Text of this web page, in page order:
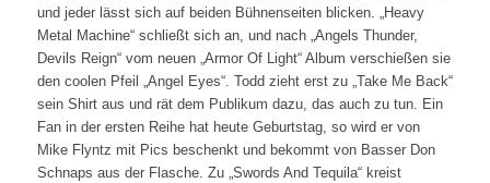
und jeder lässt sich auf beiden Bühnenseiten blicken. „Heavy
Metal Machine“ schließt sich an, und nach „Angels Thunder,
Devils Reign“ vom neuen „Armor Of Light“ Album verschießen sie
den coolen Pfeil „Angel Eyes“. Todd zieht erst zu „Take Me Back“
sein Shirt aus und rät dem Publikum dazu, das auch zu tun. Ein
Fan in der ersten Reihe hat heute Geburtstag, so wird er von
Mike Flyntz mit Pics beschenkt und bekommt von Basser Don
Schnaps aus der Flasche. Zu „Swords And Tequila“ kreist